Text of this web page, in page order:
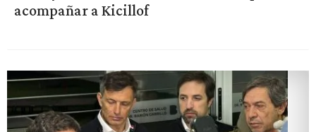
acompañar a Kicillof